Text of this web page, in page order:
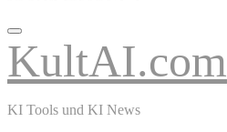
KultAI.com
KI Tools und KI News